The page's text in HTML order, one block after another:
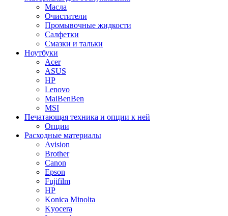
Масла
Очистители
Промывочные жидкости
Салфетки
Смазки и тальки
Ноутбуки
Acer
ASUS
HP
Lenovo
MaiBenBen
MSI
Печатающая техника и опции к ней
Опции
Расходные материалы
Avision
Brother
Canon
Epson
Fujifilm
HP
Konica Minolta
Kyocera